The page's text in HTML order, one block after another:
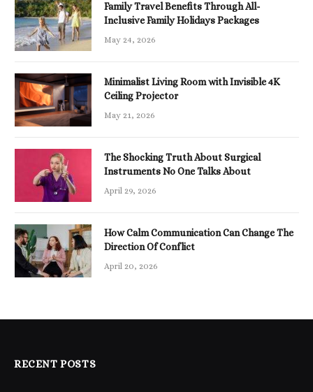
Family Travel Benefits Through All-
Inclusive Family Holidays Packages
May 24, 2026
Minimalist Living Room with Invisible 4K
Ceiling Projector
May 21, 2026
The Shocking Truth About Surgical
Instruments No One Talks About
April 29, 2026
How Calm Communication Can Change The
Direction Of Conflict
April 20, 2026
RECENT POSTS